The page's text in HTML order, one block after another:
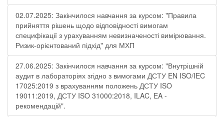
02.07.2025: Закінчилося навчання за курсом: "Правила
прийняття рішень щодо відповідності вимогам
специфікації з урахуванням невизначеності вимірювання.
Ризик-орієнтований підхід" для МХП
27.06.2025: Закінчилося навчання за курсом: "Внутрішній
аудит в лабораторіях згідно з вимогами ДСТУ EN ISO/IEC
17025:2019 з врахуванням положень ДСТУ ISO
19011:2019, ДСТУ ISO 31000:2018, ILAC, EA -
рекомендацій".